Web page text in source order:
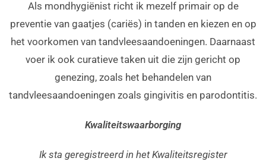
Als mondhygiënist richt ik mezelf primair op de
preventie van gaatjes (cariës) in tanden en kiezen en op
het voorkomen van tandvleesaandoeningen. Daarnaast
voer ik ook curatieve taken uit die zijn gericht op
genezing, zoals het behandelen van
tandvleesaandoeningen zoals gingivitis en parodontitis.
Kwaliteitswaarborging
Ik sta geregistreerd in het Kwaliteitsregister